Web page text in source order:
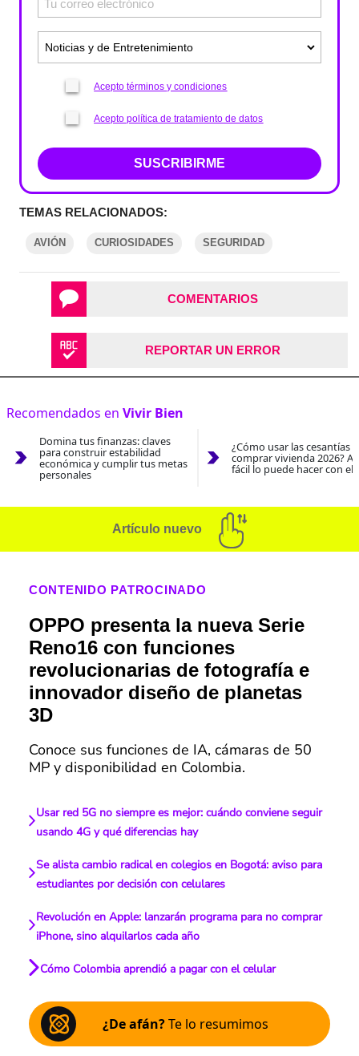
Acepto términos y condiciones
Acepto política de tratamiento de datos
SUSCRIBIRME
TEMAS RELACIONADOS:
AVIÓN CURIOSIDADES SEGURIDAD
COMENTARIOS
REPORTAR UN ERROR
Recomendados en Vivir Bien
Domina tus finanzas: claves
para construir estabilidad
económica y cumplir tus metas
personales
¿Cómo usar las cesantías
comprar vivienda 2026?
fácil lo puede hacer con el
Artículo nuevo
CONTENIDO PATROCINADO
OPPO presenta la nueva Serie
Reno16 con funciones
revolucionarias de fotografía e
innovador diseño de planetas
3D
Conoce sus funciones de IA, cámaras de 50
MP y disponibilidad en Colombia.
Usar red 5G no siempre es mejor: cuándo conviene seguir
usando 4G y qué diferencias hay
Se alista cambio radical en colegios en Bogotá: aviso para
estudiantes por decisión con celulares
Revolución en Apple: lanzarán programa para no comprar
iPhone, sino alquilarlos cada año
Cómo Colombia aprendió a pagar con el celular
¿De afán?Te lo resumimos